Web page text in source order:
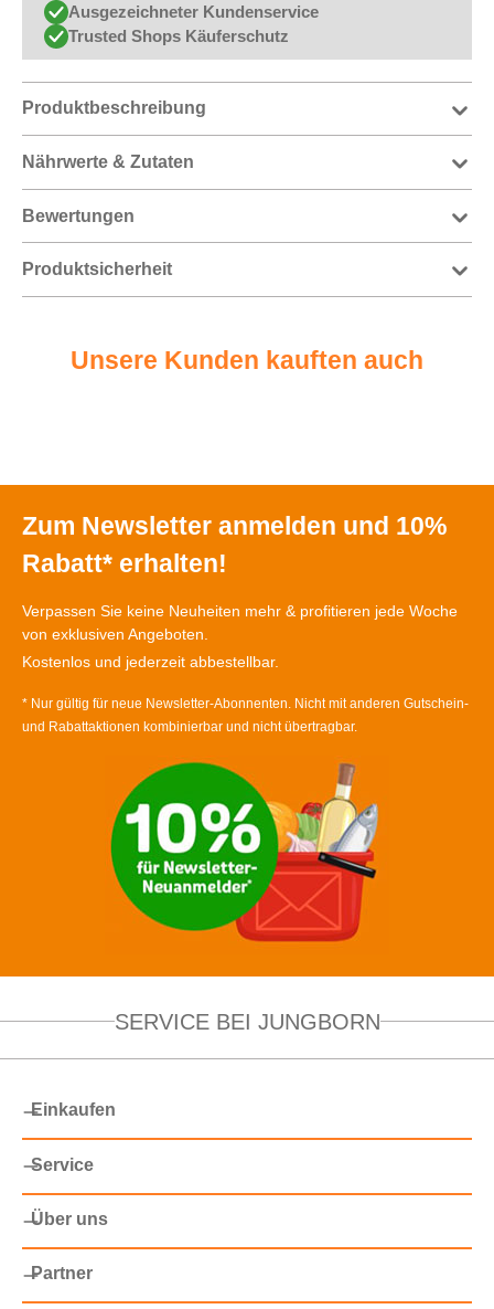
Ausgezeichneter Kundenservice
Trusted Shops Käuferschutz
Produktbeschreibung
Nährwerte & Zutaten
Bewertungen
Produktsicherheit
Unsere Kunden kauften auch
Zum Newsletter anmelden und 10%
Rabatt* erhalten!
Verpassen Sie keine Neuheiten mehr & profitieren jede Woche
von exklusiven Angeboten.
Kostenlos und jederzeit abbestellbar.
* Nur gültig für neue Newsletter-Abonnenten. Nicht mit anderen Gutschein-
und Rabattaktionen kombinierbar und nicht übertragbar.
SERVICE BEI JUNGBORN
Einkaufen
Service
Über uns
Partner